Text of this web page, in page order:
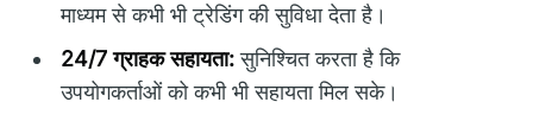
माध्यम से कभी भी ट्रेडिंग की सुविधा देता है।
24/7 ग्राहक सहायता:सुनिश्चित करता है कि
उपयोगकर्ताओं को कभी भी सहायता मिल सके।